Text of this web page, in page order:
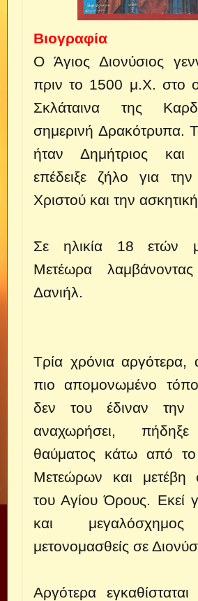
Βιογραφία
Ο Άγιος Διονύσιος
πριν το 1500 μ.Χ. στο
Σκλάταινα της
σημερινή Δρακότρυπα.
ήταν Δημήτριος
επέδειξε ζήλο για
Χριστού και την
Σε ηλικία 18 ετών
Μετέωρα
Δανιήλ.
Τρία χρόνια αργότερα,
πιο απομονωμένο
δεν του έδιναν την
αναχωρήσει,
θαύματος κάτω από
Μετεώρων και μετέβη
του Αγίου Όρους. Εκεί
και μεγαλόσχημος
μετονομασθείς σε
Αργότερα